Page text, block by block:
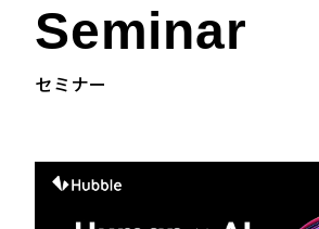
Seminar
セミナー